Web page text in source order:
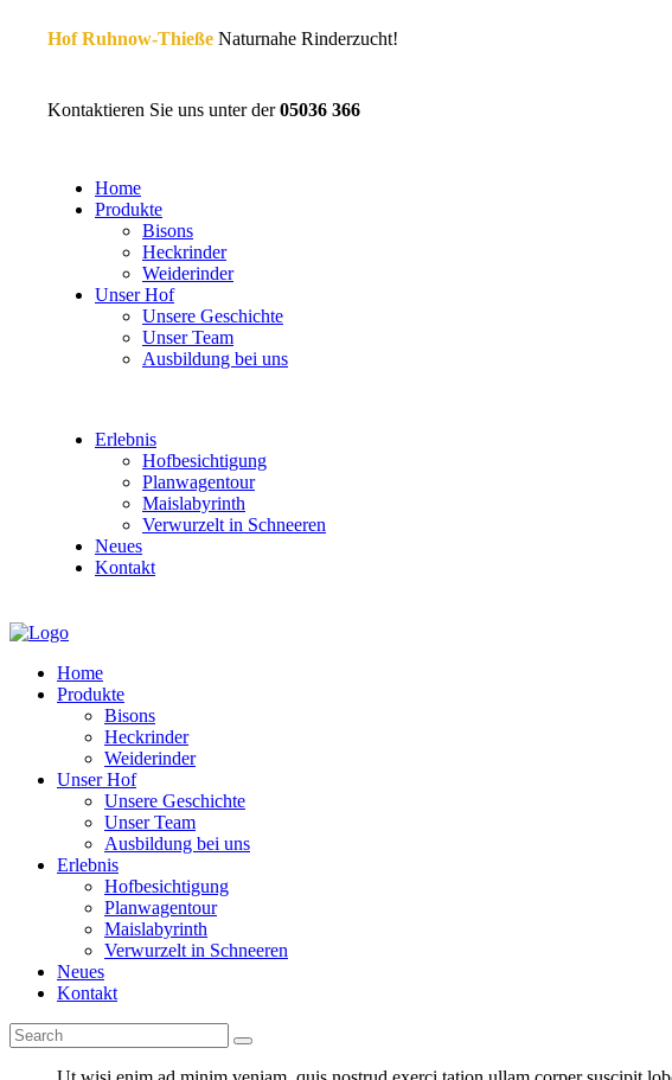
Hof Ruhnow-Thieße Naturnahe Rinderzucht!
Kontaktieren Sie uns unter der05036 366
Home
Produkte
Bisons
Heckrinder
Weiderinder
Unser Hof
Unsere Geschichte
Unser Team
Ausbildung bei uns
Erlebnis
Hofbesichtigung
Planwagentour
Maislabyrinth
Verwurzelt in Schneeren
Neues
Kontakt
Home
Produkte
Bisons
Heckrinder
Weiderinder
Unser Hof
Unsere Geschichte
Unser Team
Ausbildung bei uns
Erlebnis
Hofbesichtigung
Planwagentour
Maislabyrinth
Verwurzelt in Schneeren
Neues
Kontakt